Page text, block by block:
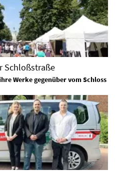
Schloßstraße
Werke gegenüber vom Schloss